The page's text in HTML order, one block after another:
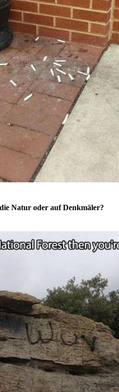
Natur oder auf Denkmäler?